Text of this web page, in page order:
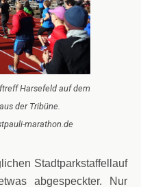
Harsefeld auf dem
der Tribüne.
marathon.de
Stadtparkstaffellauf
abgespeckter. Nur